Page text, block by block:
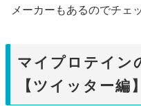
メーカーもあるのでチェ
マイプロテイン
【ツイッター編】